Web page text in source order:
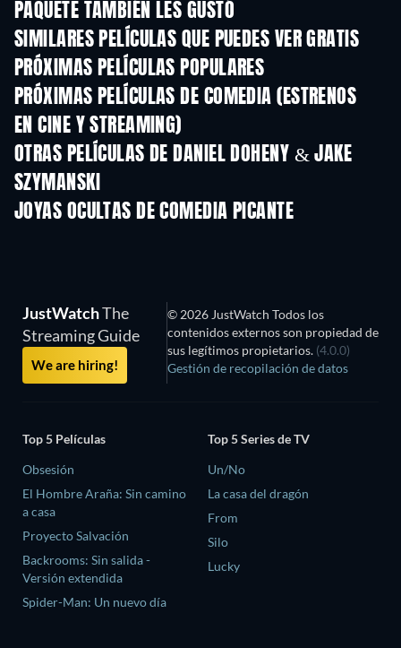
PAQUETE TAMBIÉN LES GUSTÓ
SIMILARES PELÍCULAS QUE PUEDES VER GRATIS
PRÓXIMAS PELÍCULAS POPULARES
PRÓXIMAS PELÍCULAS DE COMEDIA (ESTRENOS
EN CINE Y STREAMING)
OTRAS PELÍCULAS DE DANIEL DOHENY & JAKE
SZYMANSKI
JOYAS OCULTAS DE COMEDIA PICANTE
JustWatchThe
Streaming Guide
We are hiring!
© 2026 JustWatch Todos los
contenidos externos son propiedad de
sus legítimos propietarios. (4.0.0)
Gestión de recopilación de datos
Top 5 Películas
Obsesión
El Hombre Araña: Sin camino
a casa
Proyecto Salvación
Backrooms: Sin salida -
Versión extendida
Spider-Man: Un nuevo día
Top 5 Series de TV
Un/No
La casa del dragón
From
Silo
Lucky